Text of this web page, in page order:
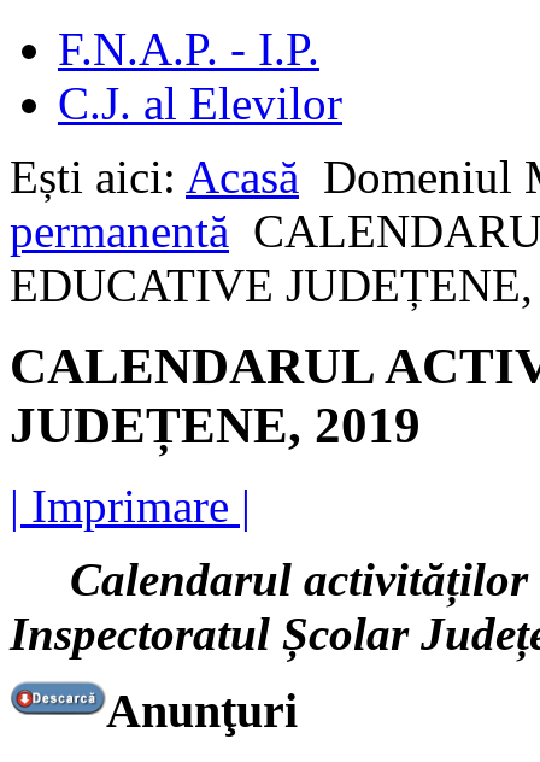
F.N.A.P. - I.P.
C.J. al Elevilor
Ești aici: Acasă Domeniul
permanentă
EDUCATIVE
CALENDARUL
JUDEȚENE, 2019
| Imprimare |
Calendarul activităților
Inspectoratul Școlar
Anunţuri